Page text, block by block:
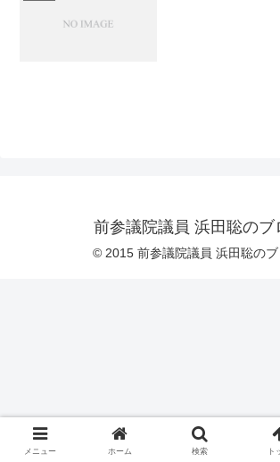
前参議院議員 浜田聡のブ
© 2015 前参議院議員 浜田聡のブ
メニュー ホーム 検索 ト